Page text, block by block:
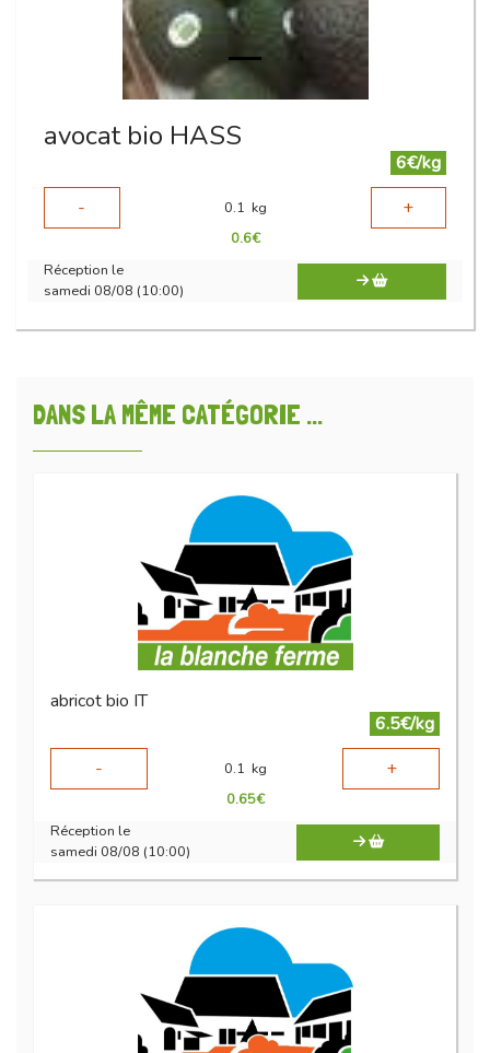
avocat bio HASS
6€/kg
-
0.1 kg +
0.6€
Réception le
samedi 08/08 (10:00)
DANS LA MÊME CATÉGORIE ...
abricot bio IT
6.5€/kg
-
0.1 kg +
0.65€
Réception le
samedi 08/08 (10:00)